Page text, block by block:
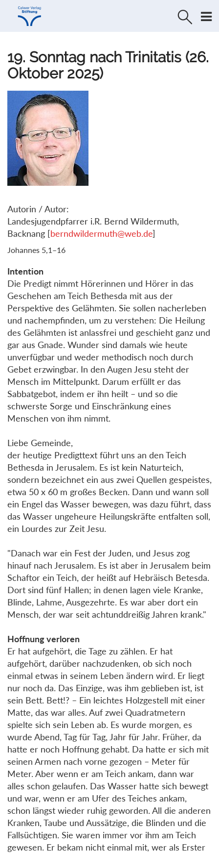
Direkt
Direkt
19. Sonntag nach Trinitatis (26.
Oktober 2025)
Autorin / Autor:
Landesjugendpfarrer i.R. Bernd Wildermuth,
Backnang [berndwildermuth@web.de]
Johannes 5,1–16
Intention
Die Predigt nimmt Hörerinnen und Hörer in das
Geschehen am Teich Bethesda mit aus der
Perspektive des Gelähmten. Sie sollen nacherleben
und nachempfinden, um zu verstehen: Die Heilung
des Gelähmten ist anlassfrei und geschieht ganz und
gar aus Gnade. Wunder sind damals wie heute
unverfügbar und weder methodisch noch durch
Gebet erzwingbar. In den Augen Jesu steht der
Mensch im Mittelpunkt. Darum erfüllt er das
Sabbatgebot, indem er ihn heilt – und so die
schwerste Sorge und Einschränkung eines
Menschen von ihm nimmt.
Liebe Gemeinde,
der heutige Predigttext führt uns an den Teich
Bethesda in Jerusalem. Es ist kein Naturteich,
sondern bezeichnet ein aus zwei Quellen gespeistes,
etwa 50 x 60 m großes Becken. Dann und wann soll
ein Engel das Wasser bewegen, was dazu führt, dass
das Wasser ungeheure Heilungskräfte entfalten soll,
ein Lourdes zur Zeit Jesu.
"Danach war ein Fest der Juden, und Jesus zog
hinauf nach Jerusalem. Es ist aber in Jerusalem beim
Schaftor ein Teich, der heißt auf Hebräisch Betesda.
Dort sind fünf Hallen; in denen lagen viele Kranke,
Blinde, Lahme, Ausgezehrte. Es war aber dort ein
Mensch, der war seit achtunddreißig Jahren krank."
Hoffnung verloren
Er hat aufgehört, die Tage zu zählen. Er hat
aufgehört, darüber nachzudenken, ob sich noch
einmal etwas in seinem Leben ändern wird. Er liegt
nur noch da. Das Einzige, was ihm geblieben ist, ist
sein Bett. Bett!? – Ein leichtes Holzgestell mit einer
Matte, das war alles. Auf zwei Quadratmetern
spielte sich sein Leben ab. Es wurde morgen, es
wurde Abend, Tag für Tag, Jahr für Jahr. Früher, da
hatte er noch Hoffnung gehabt. Da hatte er sich mit
seinen Armen nach vorne gezogen – Meter für
Meter. Aber wenn er am Teich ankam, dann war
alles schon gelaufen. Das Wasser hatte sich bewegt
und war, wenn er am Ufer des Teiches ankam,
schon längst wieder ruhig geworden. All die anderen
Kranken, Taube und Aussätzige, die Blinden und die
Fallsüchtigen. Sie waren immer vor ihm am Teich
gewesen. Er bekam nicht einmal mit, wer als Erster